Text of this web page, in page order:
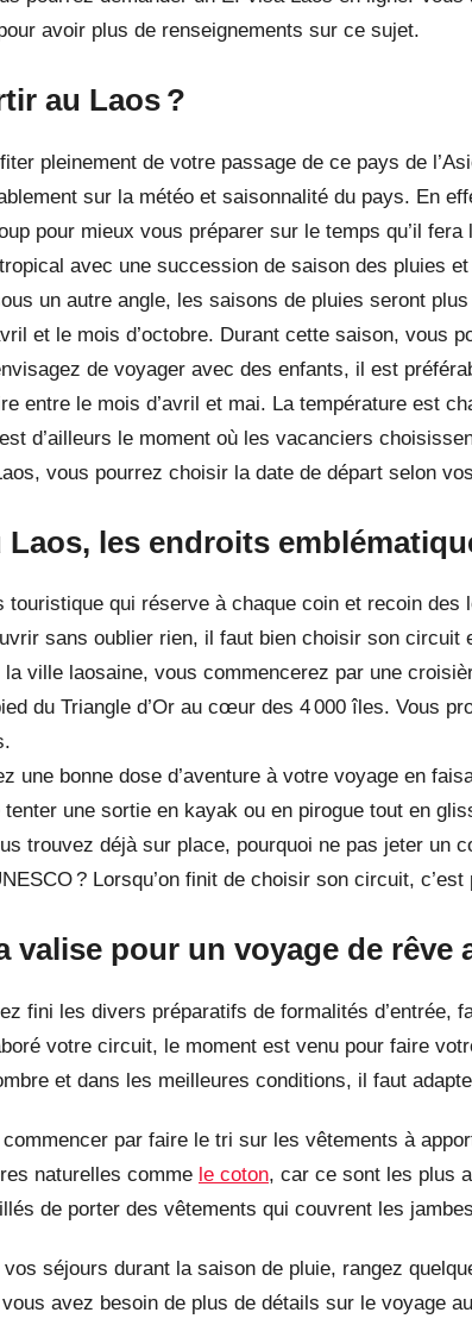
avoir plus de renseignements sur ce sujet.
au Laos ?
pleinement de votre passage de ce pays de
sur la météo et saisonnalité du pays. En
pour mieux vous préparer sur le temps qu’il
avec une succession de saison des pluies
un autre angle, les saisons de pluies seront
et le mois d’octobre. Durant cette saison, vous
de voyager avec des enfants, il est
entre le mois d’avril et mai. La température est
d’ailleurs le moment où les vacanciers
vous pourrez choisir la date de départ selon
Laos, les endroits
touristique qui réserve à chaque coin et recoin des
sans oublier rien, il faut bien choisir son circuit
ville laosaine, vous commencerez par une
du Triangle d’Or au cœur des 4 000 îles. Vous
une bonne dose d’aventure à votre voyage en
tenter une sortie en kayak ou en pirogue tout en
trouvez déjà sur place, pourquoi ne pas jeter un
? Lorsqu’on finit de choisir son circuit, c’est
valise pour un voyage de rêve
fini les divers préparatifs de formalités d’entrée,
votre circuit, le moment est venu pour faire
et dans les meilleures conditions, il faut
par faire le tri sur les vêtements à
naturelles comme le coton, car ce sont les plus
de porter des vêtements qui couvrent les
séjours durant la saison de pluie, rangez
avez besoin de plus de détails sur le voyage